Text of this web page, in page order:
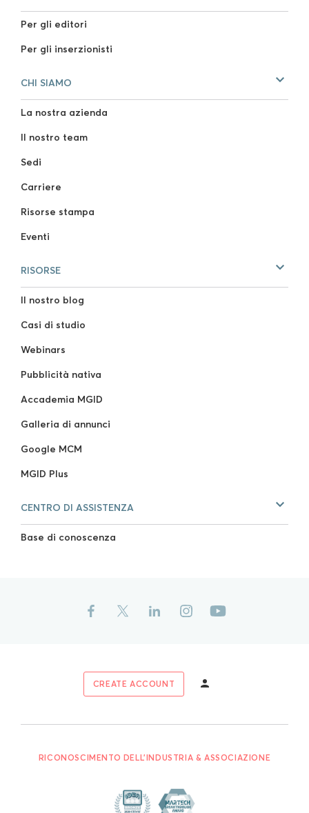
Per gli editori
Per gli inserzionisti
CHI SIAMO
La nostra azienda
Il nostro team
Sedi
Carriere
Risorse stampa
Eventi
RISORSE
Il nostro blog
Casi di studio
Webinars
Pubblicità nativa
Accademia MGID
Galleria di annunci
Google MCM
MGID Plus
CENTRO DI ASSISTENZA
Base di conoscenza
CREATE ACCOUNT
RICONOSCIMENTO DELL'INDUSTRIA & ASSOCIAZIONE